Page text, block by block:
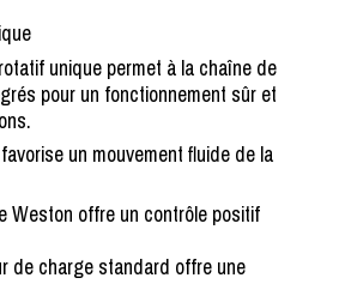
unique permet à la chaîne de
pour un fonctionnement sûr et
un mouvement fluide de la
Weston offre un contrôle positif
de charge standard offre une